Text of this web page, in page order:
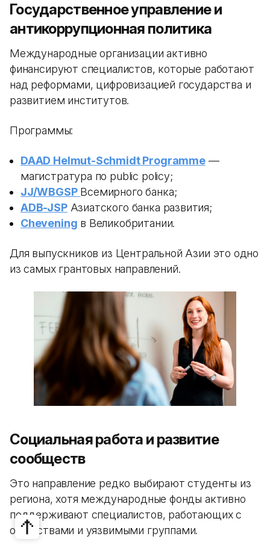
Государственное управление и
антикоррупционная политика
Международные организации активно
финансируют специалистов, которые работают
над реформами, цифровизацией государства и
развитием институтов.
Программы:
DAAD Helmut-Schmidt Programme—
магистратура по public policy;
JJ/WBGSP Всемирного банка;
ADB-JSPАзиатского банка развития;
Chevening в Великобритании.
Для выпускников из Центральной Азии это одно
из самых грантовых направлений.
Социальная работа и развитие
сообществ
Это направление редко выбирают студенты из
региона, хотя международные фонды активно
поддерживают специалистов, работающих с
обществами и уязвимыми группами.